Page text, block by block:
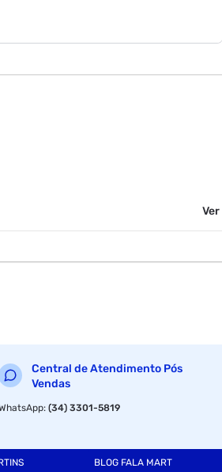
Ver
Central de Atendimento Pós
Vendas
:(34) 3301-5819
BLOG FALA MART